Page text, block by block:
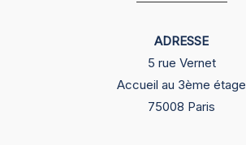
ADRESSE
5 rue Vernet
Accueil au 3ème étage
75008 Paris